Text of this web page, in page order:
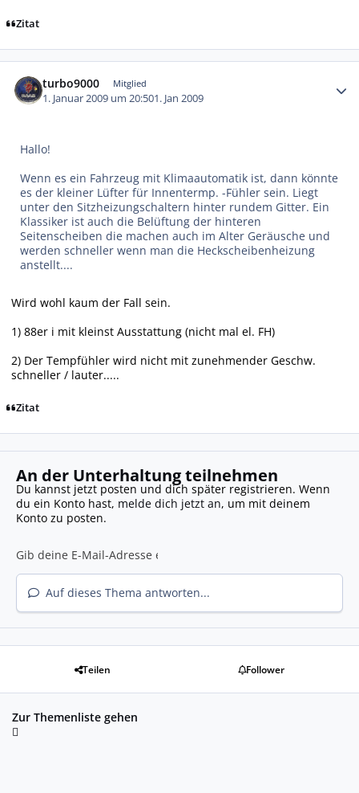
Zitat
turbo9000 Mitglied
1. Januar 2009 um 20:501. Jan 2009
Hallo!
Wenn es ein Fahrzeug mit Klimaautomatik ist, dann könnte
es der kleiner Lüfter für Innentermp. -Fühler sein. Liegt
unter den Sitzheizungschaltern hinter rundem Gitter. Ein
Klassiker ist auch die Belüftung der hinteren
Seitenscheiben die machen auch im Alter Geräusche und
werden schneller wenn man die Heckscheibenheizung
anstellt....
Wird wohl kaum der Fall sein.
1) 88er i mit kleinst Ausstattung (nicht mal el. FH)
2) Der Tempfühler wird nicht mit zunehmender Geschw.
schneller / lauter.....
Zitat
An der Unterhaltung teilnehmen
Du kannst jetzt posten und dich später registrieren. Wenn
du ein Konto hast, melde dich jetzt an, um mit deinem
Konto zu posten.
Auf dieses Thema antworten...
Teilen Follower
Zur Themenliste gehen